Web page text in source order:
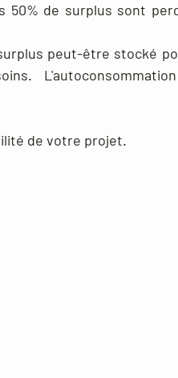
50% de surplus sont
peut-être stocké
de votre projet.